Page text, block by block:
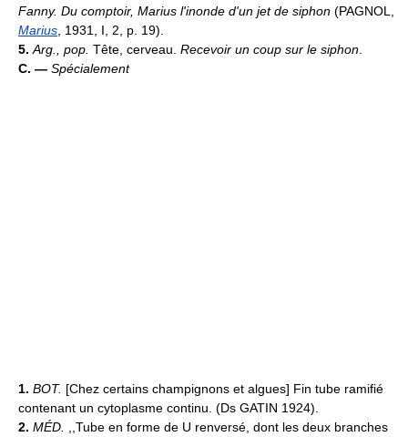
Fanny. Du comptoir, Marius l'inonde d'un jet de siphon (PAGNOL,
Marius , 1931, I, 2, p. 19).
5. Arg., pop. Tête, cerveau. Recevoir un coup sur le siphon
C. — Spécialement
1. BOT. [Chez certains champignons et algues] Fin tube ramifié
contenant un cytoplasme continu. (Ds GATIN 1924).
2. MÉD.
,,Tube en forme de U renversé, dont les deux branches